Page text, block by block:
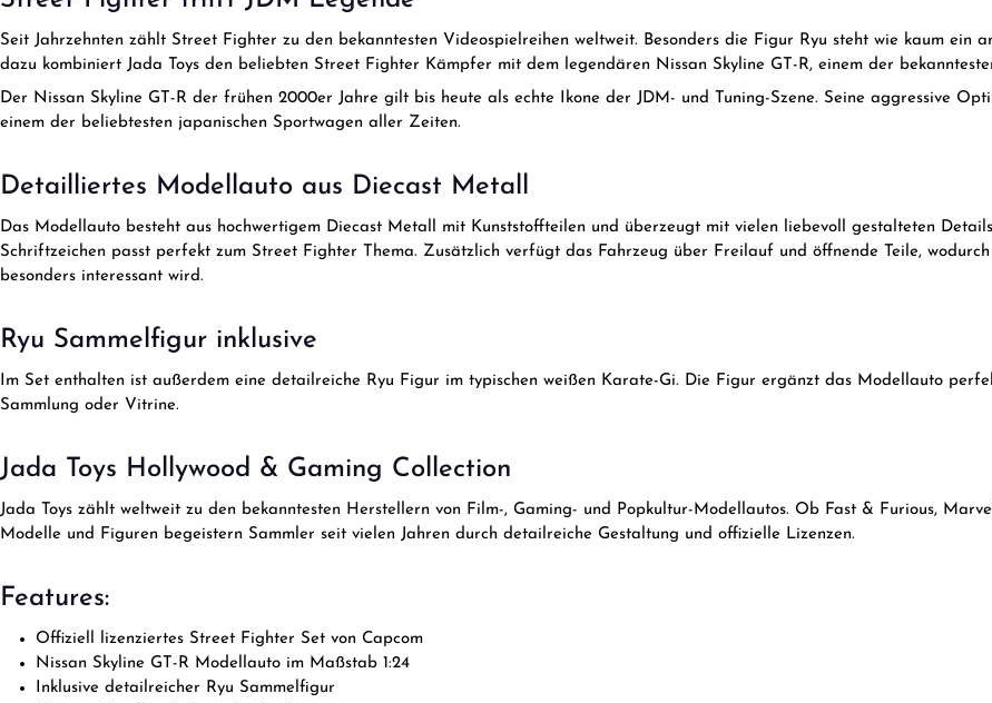
Seit Jahrzehnten zählt Street Fighter zu den bekanntesten Videospielreihen weltweit. Besonders die Figur Ryu steht wie kaum
dazu kombiniert Jada Toys den beliebten Street Fighter Kämpfer mit dem legendären Nissan Skyline GT-R, einem der
Der Nissan Skyline GT-R der frühen 2000er Jahre gilt bis heute als echte Ikone der JDM- und Tuning-Szene. Seine aggressive
einem der beliebtesten japanischen Sportwagen aller Zeiten.
Detailliertes Modellauto aus Diecast Metall
Das Modellauto besteht aus hochwertigem Diecast Metall mit Kunststoffteilen und überzeugt mit vielen liebevoll gestalteten
Schriftzeichen passt perfekt zum Street Fighter Thema. Zusätzlich verfügt das Fahrzeug über Freilauf und öffnende Teile,
besonders interessant wird.
Ryu Sammelfigur inklusive
Im Set enthalten ist außerdem eine detailreiche Ryu Figur im typischen weißen Karate-Gi. Die Figur ergänzt das Modellauto
Sammlung oder Vitrine.
Jada Toys Hollywood & Gaming Collection
Jada Toys zählt weltweit zu den bekanntesten Herstellern von Film-, Gaming- und Popkultur-Modellautos. Ob Fast & Furious,
Modelle und Figuren begeistern Sammler seit vielen Jahren durch detailreiche Gestaltung und offizielle Lizenzen.
Features:
Offiziell lizenziertes Street Fighter Set von Capcom
Nissan Skyline GT-R Modellauto im Maßstab 1:24
Inklusive detailreicher Ryu Sammelfigur